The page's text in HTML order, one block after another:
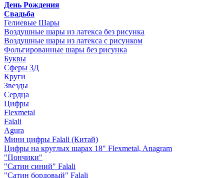
День Рождения
Свадьба
Гелиевые Шары
Воздушные шары из латекса без рисунка
Воздушные шары из латекса с рисунком
Фольгированные шары без рисунка
Буквы
Сферы 3Д
Круги
Звезды
Сердца
Цифры
Flexmetal
Falali
Agura
Мини цифры Falali (Китай)
Цифры на круглых шарах 18" Flexmetal, Anagram
"Пончики"
"Сатин синий" Falali
"Сатин бордовый" Falali